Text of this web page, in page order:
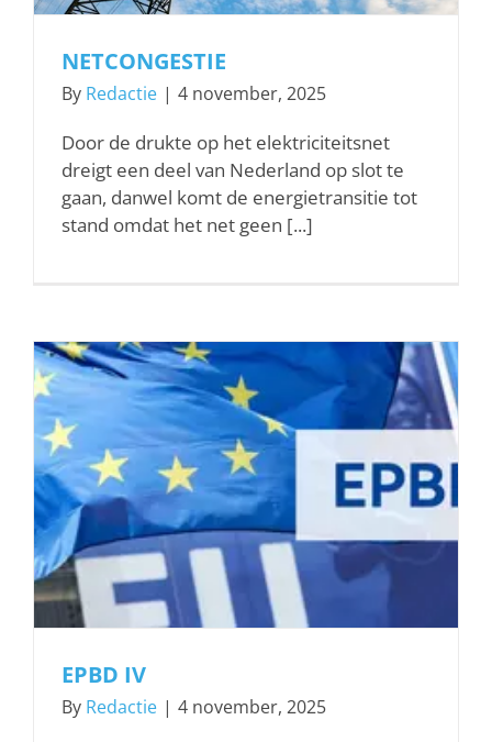
NETCONGESTIE
By Redactie | 4 november, 2025
Door de drukte op het elektriciteitsnet
dreigt een deel van Nederland op slot te
gaan, danwel komt de energietransitie tot
stand omdat het net geen [...]
EPBD IV
By Redactie | 4 november, 2025